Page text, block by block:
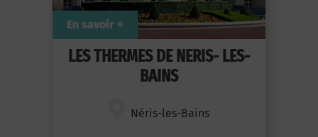
LES THERMES DE NERIS- LES-
BAINS
Néris-les-Bains
En savoir +